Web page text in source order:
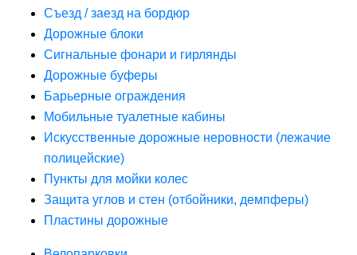
Съезд / заезд на бордюр
Дорожные блоки
Сигнальные фонари и гирлянды
Дорожные буферы
Барьерные ограждения
Мобильные туалетные кабины
Искусственные дорожные неровности (лежачие
полицейские)
Пункты для мойки колес
Защита углов и стен (отбойники, демпферы)
Пластины дорожные